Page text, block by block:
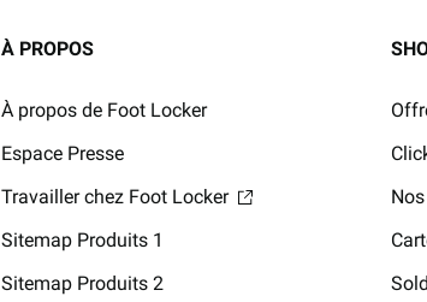
À PROPOS
À propos de Foot Locker
Espace Presse
Travailler chez Foot Locker
Sitemap Produits 1
Sitemap Produits 2